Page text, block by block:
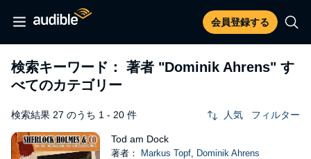
会員登録する
検索キーワード： 著者 "Dominik Ahrens" す
べてのカテゴリー
検索結果 27 のうち 1 - 20 件 人気 フィルター
Tod am Dock
著者： Markus Topf, Dominik Ahrens